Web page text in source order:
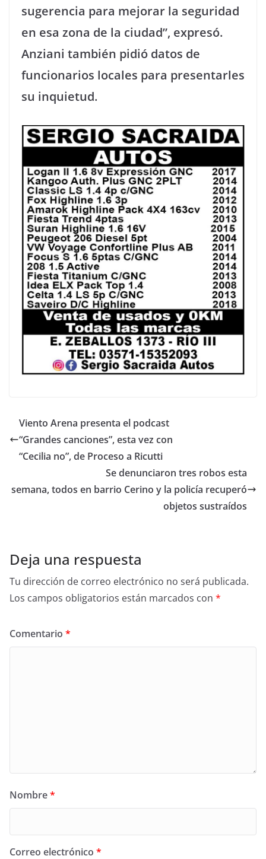
sugerencia para mejorar la seguridad
en esa zona de la ciudad”, expresó.
Anziani también pidió datos de
funcionarios locales para presentarles
su inquietud.
Viento Arena presenta el podcast
“Grandes canciones”, esta vez con
“Cecilia no”, de Proceso a Ricutti
Se denunciaron tres robos esta
semana, todos en barrio Cerino y la policía recuperó
objetos sustraídos
Deja una respuesta
Tu dirección de correo electrónico no será publicada.
Los campos obligatorios están marcados con *
Comentario *
Nombre*
Correo electrónico *